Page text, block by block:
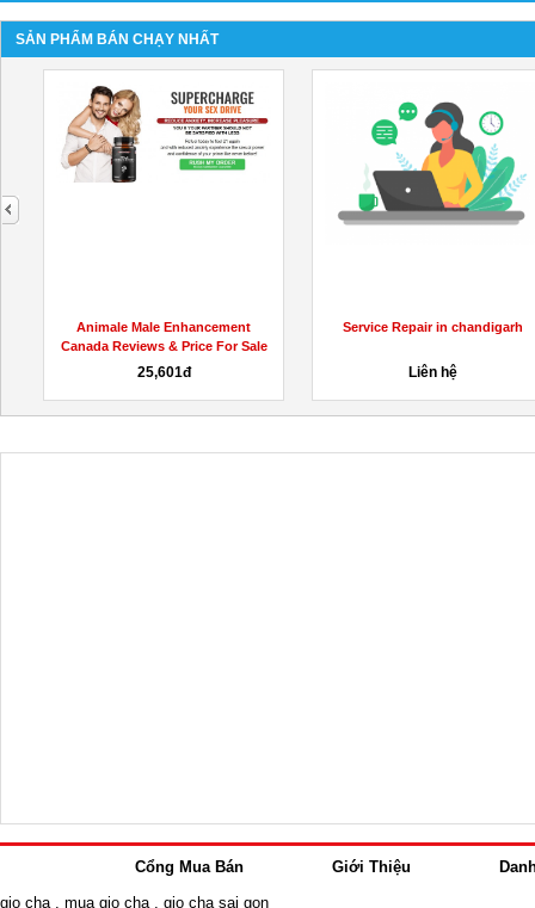
SẢN PHẨM BÁN CHẠY NHẤT
Animale Male Enhancement
Canada Reviews & Price For Sale
25,601đ
Service Repair in chandigarh
Liên hệ
Cổng Mua Bán Giới Thiệu
gio cha
mua gio cha gio cha sai gon